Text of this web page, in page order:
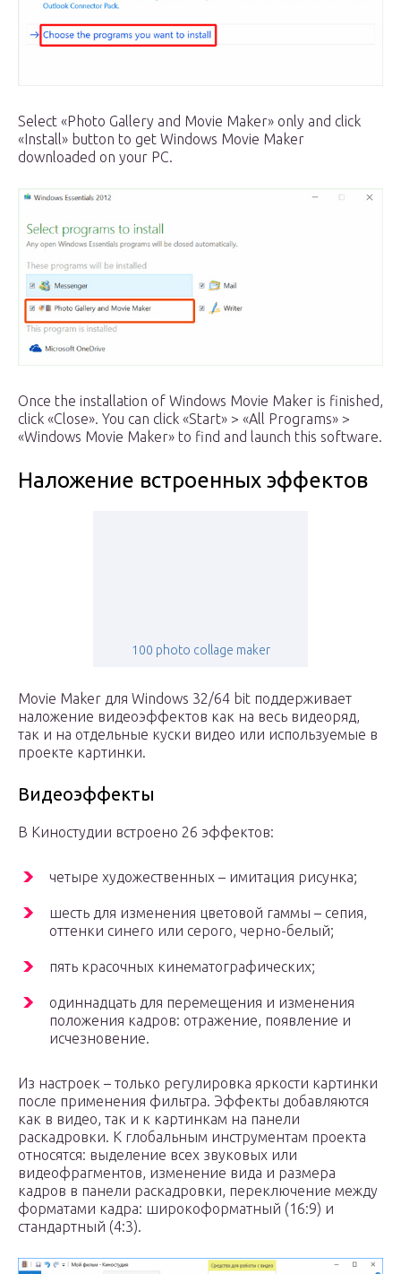
Select «Photo Gallery and Movie Maker» only and click
«Install» button to get Windows Movie Maker
downloaded on your PC.
Once the installation of Windows Movie Maker is finished,
click «Close». You can click «Start» > «All Programs» >
«Windows Movie Maker» to find and launch this software.
Наложение встроенных эффектов
100 photo collage maker
Movie Maker для Windows 32/64 bit поддерживает
наложение видеоэффектов как на весь видеоряд,
так и на отдельные куски видео или используемые в
проекте картинки.
Видеоэффекты
В Киностудии встроено 26 эффектов:
четыре художественных – имитация рисунка;
шесть для изменения цветовой гаммы – сепия,
оттенки синего или серого, черно-белый;
пять красочных кинематографических;
одиннадцать для перемещения и изменения
положения кадров: отражение, появление и
исчезновение.
Из настроек – только регулировка яркости картинки
после применения фильтра. Эффекты добавляются
как в видео, так и к картинкам на панели
раскадровки. К глобальным инструментам проекта
относятся: выделение всех звуковых или
видеофрагментов, изменение вида и размера
кадров в панели раскадровки, переключение между
форматами кадра: широкоформатный (16:9) и
стандартный (4:3).